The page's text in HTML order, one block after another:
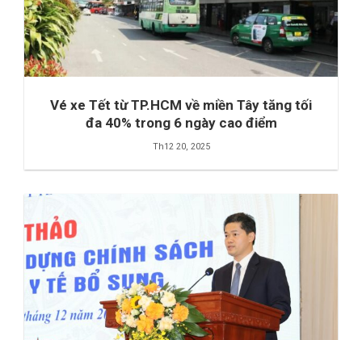
Vé xe Tết từ TP.HCM về miền Tây tăng tối
đa 40% trong 6 ngày cao điểm
Th12 20, 2025